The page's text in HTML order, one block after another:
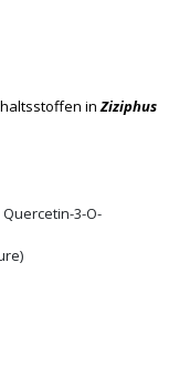
inZiziphus
3-O-